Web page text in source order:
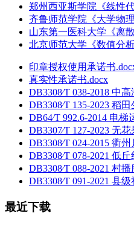
郑州西亚斯学院《线性
齐鲁师范学院《大学物
山东第一医科大学《离
北京师范大学《数值分
印章授权使用承诺书
真实性承诺书.docx
DB3308∕T 038-2018 中
DB3308∕T 135-2023 稻
DB64∕T 992.6-2014 电
DB3307∕T 127-2023 无
DB3308∕T 024-2015 衢
DB3308∕T 078-2021 低
DB3308∕T 088-2021 村
DB3308∕T 091-2021 县
最近下载